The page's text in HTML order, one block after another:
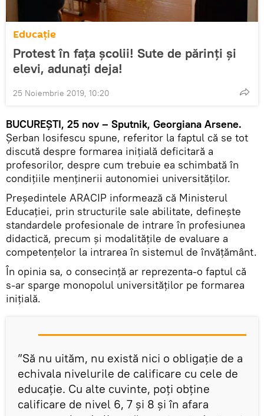
Educație
Protest în fața școlii! Sute de părinți și
elevi, adunați deja!
25 Noiembrie 2019, 10:20
BUCUREȘTI, 25 nov – Sputnik, Georgiana Arsene.
Șerban Iosifescu spune, referitor la faptul că se tot
discută despre formarea inițială deficitară a
profesorilor, despre cum trebuie ea schimbată în
condițiile menținerii autonomiei universităților.
Președintele ARACIP informează că Ministerul
Educației, prin structurile sale abilitate, definește
standardele profesionale de intrare în profesiunea
didactică, precum și modalitățile de evaluare a
competențelor la intrarea în sistemul de învățământ.
În opinia sa, o consecință ar reprezenta-o faptul că
s-ar sparge monopolul universităților pe formarea
inițială.
”Să nu uităm, nu există nici o obligație de a
echivala nivelurile de calificare cu cele de
educație. Cu alte cuvinte, poți obține
calificare de nivel 6, 7 și 8 și în afara